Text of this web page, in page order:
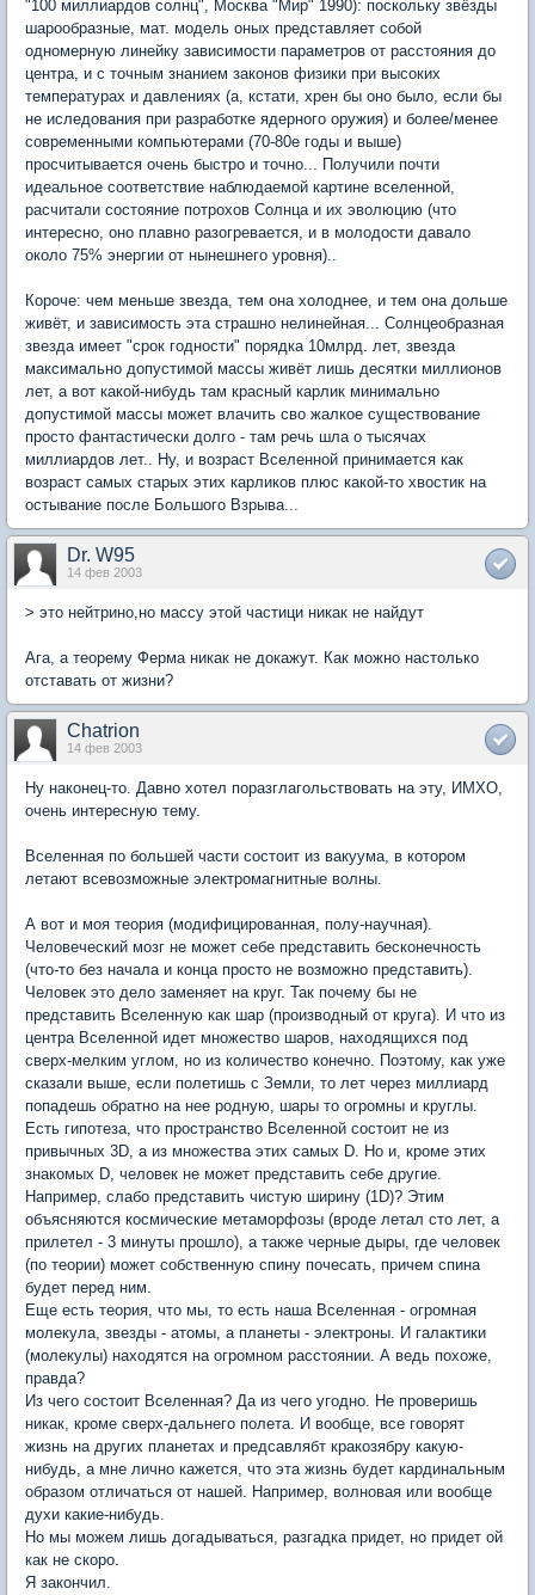
"100 миллиардов солнц", Москва "Мир" 1990): поскольку звёзды
шарообразные, мат. модель оных представляет собой
одномерную линейку зависимости параметров от расстояния до
центра, и с точным знанием законов физики при высоких
температурах и давлениях (а, кстати, хрен бы оно было, если бы
не иследования при разработке ядерного оружия) и более/менее
современными компьютерами (70-80е годы и выше)
просчитывается очень быстро и точно... Получили почти
идеальное соответствие наблюдаемой картине вселенной,
расчитали состояние потрохов Солнца и их эволюцию (что
интересно, оно плавно разогревается, и в молодости давало
около 75% энергии от нынешнего уровня)..
Короче: чем меньше звезда, тем она холоднее, и тем она дольше
живёт, и зависимость эта страшно нелинейная... Солнцеобразная
звезда имеет "срок годности" порядка 10млрд. лет, звезда
максимально допустимой массы живёт лишь десятки миллионов
лет, а вот какой-нибудь там красный карлик минимально
допустимой массы может влачить сво жалкое существование
просто фантастически долго - там речь шла о тысячах
миллиардов лет.. Ну, и возраст Вселенной принимается как
возраст самых старых этих карликов плюс какой-то хвостик на
остывание после Большого Взрыва...
Dr. W95
14 фев 2003
> это нейтрино,но массу этой частици никак не найдут
Ага, а теорему Ферма никак не докажут. Как можно настолько
отставать от жизни?
Chatrion
14 фев 2003
Ну наконец-то. Давно хотел поразглагольствовать на эту, ИМХО,
очень интересную тему.
Вселенная по большей части состоит из вакуума, в котором
летают всевозможные электромагнитные волны.
А вот и моя теория (модифицированная, полу-научная).
Человеческий мозг не может себе представить бесконечность
(что-то без начала и конца просто не возможно представить).
Человек это дело заменяет на круг. Так почему бы не
представить Вселенную как шар (производный от круга). И что из
центра Вселенной идет множество шаров, находящихся под
сверх-мелким углом, но из количество конечно. Поэтому, как уже
сказали выше, если полетишь с Земли, то лет через миллиард
попадешь обратно на нее родную, шары то огромны и круглы.
Есть гипотеза, что пространство Вселенной состоит не из
привычных 3D, а из множества этих самых D. Но и, кроме этих
знакомых D, человек не может представить себе другие.
Например, слабо представить чистую ширину (1D)? Этим
объясняются космические метаморфозы (вроде летал сто лет, а
прилетел - 3 минуты прошло), а также черные дыры, где человек
(по теории) может собственную спину почесать, причем спина
будет перед ним.
Еще есть теория, что мы, то есть наша Вселенная - огромная
молекула, звезды - атомы, а планеты - электроны. И галактики
(молекулы) находятся на огромном расстоянии. А ведь похоже,
правда?
Из чего состоит Вселенная? Да из чего угодно. Не проверишь
никак, кроме сверх-дальнего полета. И вообще, все говорят
жизнь на других планетах и предсавлябт кракозябру какую-
нибудь, а мне лично кажется, что эта жизнь будет кардинальным
образом отличаться от нашей. Например, волновая или вообще
духи какие-нибудь.
Но мы можем лишь догадываться, разгадка придет, но придет ой
как не скоро.
Я закончил.